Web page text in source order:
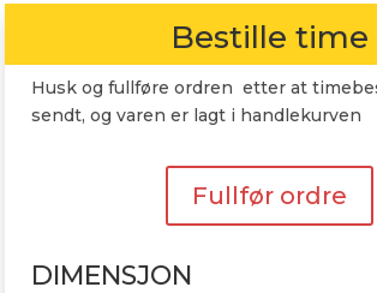
Bestille time
Husk og fullføre ordren etter at
sendt, og varen er lagt i handlekurven
Fullfør ordre
DIMENSJON